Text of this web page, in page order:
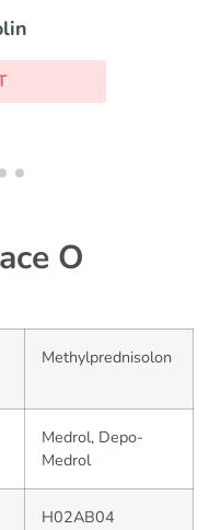
O
Methylprednisolon
Medrol, Depo-
Medrol
H02AB04